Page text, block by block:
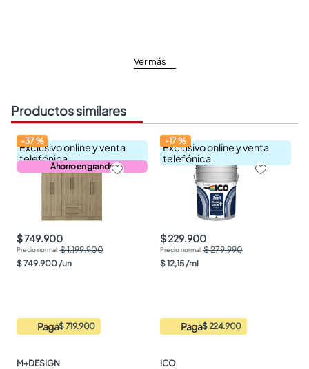
Ver más
Productos similares
Exclusivo online y venta
telefónica
Ahorro en grande
-37%
$ 749.900
$ 1.199.900
$749.900 /un
Paga$ 719.900
M+DESIGN
Exclusivo online y venta
telefónica
-17%
$ 229.900
$ 279.990
$12,15 /ml
Paga$ 224.900
ICO